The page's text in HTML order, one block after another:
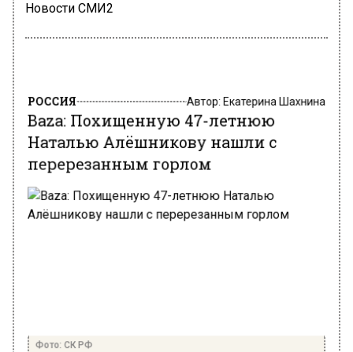
Новости СМИ2
Baza: Похищенную 47-летнюю
Наталью Алёшникову нашли с
перерезанным горлом
Фото: СК РФ